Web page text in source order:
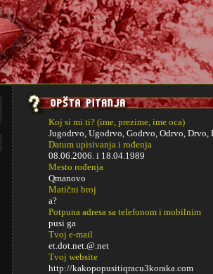
Koj si mi ti? (ime, prezime, ime oca)
Jugodrvo, Ugodrvo, Godrvo, Odrvo, Drvo,
Datum upisivanja i rođenja
08.06.2006. i 18.04.1989
Mesto rođenja
Qmanovo
Matični broj
a?
Potpuna adresa sa telefonom i mobilnim
pusi ga
Tvoj e-mail
et.dot.net.@.net
Tvoj website
http://kakopopusitiqracu3koraka.com